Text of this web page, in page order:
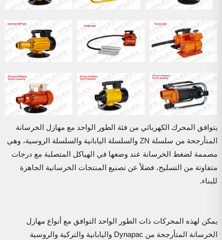
يتوافق المحرك الكهربائي من فئة الطور الواحد مع مهازل الخرسانة
المتأرجحة من سلسلة ZN والسلسلة اليابانية والسلسلة الروسية، وهي
مصممة لضغط الخرسانة عند وضعها في الهياكل المتصلبة مع درجات
متفاوتة من التسليح، فضلاً عن تصنيع المنتجات الخرسانية الجاهزة
للبناء.
يمكن لهذه المحركات ذات الطور الواحد التوافق مع أنواع مهازل
الخرسانة المتأرجحة من Dynapac واليابانية والتركية والروسية